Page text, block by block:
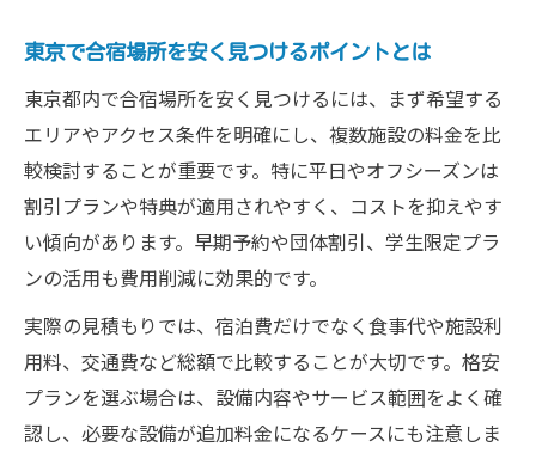
東京合宿施設選びで重視すべきポイントま
とめ
大学生合宿に最適な施設設備の見極め方
東京都内合宿施設のおすすめ選び方を紹介
東京都内で大学生合宿を成功に導く方法
大学生合宿を東京都で成功させる事前準備
とは
東京合宿施設の予約から当日までの流れを
解説
スポーツ合宿東京でトラブルを防ぐチェッ
クリスト
東京で合宿場所を安く見つけるポイントとは
東京都内で合宿場所を安く見つけるには、まず希望する
エリアやアクセス条件を明確にし、複数施設の料金を比
較検討することが重要です。特に平日やオフシーズンは
割引プランや特典が適用されやすく、コストを抑えやす
い傾向があります。早期予約や団体割引、学生限定プラ
ンの活用も費用削減に効果的です。
実際の見積もりでは、宿泊費だけでなく食事代や施設利
用料、交通費など総額で比較することが大切です。格安
プランを選ぶ場合は、設備内容やサービス範囲をよく確
認し、必要な設備が追加料金になるケースにも注意しま